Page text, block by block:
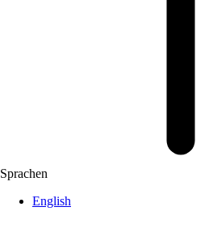
Sprachen
English